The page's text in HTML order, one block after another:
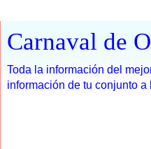
Carnaval de
Toda la información del
información de tu conjunto